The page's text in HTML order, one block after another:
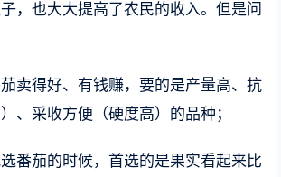
，也大大提高了农民的收入。但是问
卖得好、有钱赚，要的是产量高、抗
、采收方便（硬度高）的品种；
番茄的时候，首选的是果实看起来比